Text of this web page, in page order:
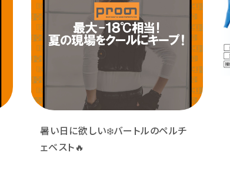
暑い日に欲しい❄️バートルのペルチ
ェベスト🔥